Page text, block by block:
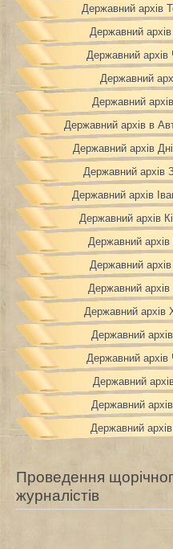
Державний архів
Державний архів
Державний архів
Державний
Державний
Державний архів в
Державний архів
Державний архів
Державний архів
Державний архів
Державний архів
Державний архів
Державний архів
Державний архів
Державний
Державний архів
Державний
Державний
Державний
Проведення
журналістів